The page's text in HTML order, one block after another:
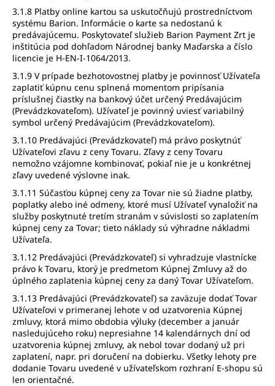
3.1.8 Platby online kartou sa uskutočňujú prostredníctvom
systému Barion. Informácie o karte sa nedostanú k
predávajúcemu. Poskytovateľ služieb Barion Payment Zrt je
inštitúcia pod dohľadom Národnej banky Maďarska a číslo
licencie je H-EN-I-1064/2013.
3.1.9 V prípade bezhotovostnej platby je povinnosť Užívateľa
zaplatiť kúpnu cenu splnená momentom pripísania
príslušnej čiastky na bankový účet určený Predávajúcim
(Prevádzkovateľom). Užívateľ je povinný uviesť variabilný
symbol určený Predávajúcim (Prevádzkovateľom).
3.1.10 Predávajúci (Prevádzkovateľ) má právo poskytnúť
Užívateľovi zľavu z ceny Tovaru. Zľavy z ceny Tovaru
nemožno vzájomne kombinovať, pokiaľ nie je u konkrétnej
zľavy uvedené výslovne inak.
3.1.11 Súčasťou kúpnej ceny za Tovar nie sú žiadne platby,
poplatky alebo iné odmeny, ktoré musí Užívateľ vynaložiť na
služby poskytnuté tretím stranám v súvislosti so zaplatením
kúpnej ceny za Tovar; tieto náklady sú výhradne nákladmi
Užívateľa.
3.1.12 Predávajúci (Prevádzkovateľ) si vyhradzuje vlastnícke
právo k Tovaru, ktorý je predmetom Kúpnej Zmluvy až do
úplného zaplatenia kúpnej ceny za daný Tovar Užívateľom.
3.1.13 Predávajúci (Prevádzkovateľ) sa zaväzuje dodať Tovar
Užívateľovi v primeranej lehote v od uzatvorenia Kúpnej
zmluvy, ktorá mimo obdobia výluky (december a január
nasledujúceho roku) nepresiahne 14 kalendárnych dní od
uzatvorenia kúpnej zmluvy, ak nebol tovar dodaný už pri
zaplatení, napr. pri doručení na dobierku. Všetky lehoty pre
dodanie Tovaru uvedené v užívateľskom rozhraní E-shopu sú
len orientačné.